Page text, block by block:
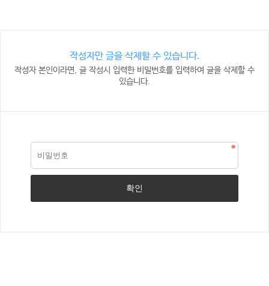
작성자만 글을 삭제할 수 있습니다.
작성자 본인이라면, 글 작성시 입력한 비밀번호를 입력하여 글을 삭제할 수
있습니다.